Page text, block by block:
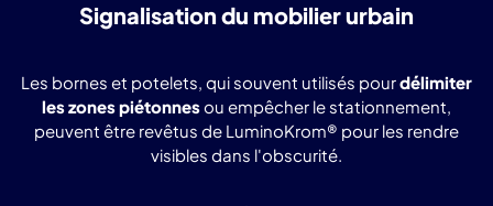
Signalisation du mobilier urbain
Les bornes et potelets, qui souvent utilisés pourdélimiter
les zones piétonnesou empêcher le stationnement,
peuvent être revêtus de LuminoKrom® pour les rendre
visibles dans l'obscurité.